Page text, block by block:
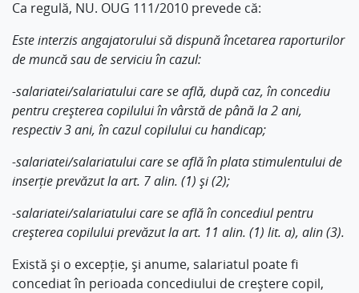
Ca regulă, NU. OUG 111/2010 prevede că:
Este interzis angajatorului să dispună încetarea raporturilor
de muncă sau de serviciu în cazul:
-salariatei/salariatului care se află, după caz, în concediu
pentru creșterea copilului în vârstă de până la 2 ani,
respectiv 3 ani, în cazul copilului cu handicap;
-salariatei/salariatului care se află în plata stimulentului de
inserție prevăzut la art. 7 alin. (1) și (2);
-salariatei/salariatului care se află în concediul pentru
creșterea copilului prevăzut la art. 11 alin. (1) lit. a), alin (3).
Există și o excepție, și anume, salariatul poate fi
concediat în perioada concediului de creștere copil,